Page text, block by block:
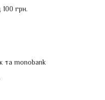
грн.
та monobank